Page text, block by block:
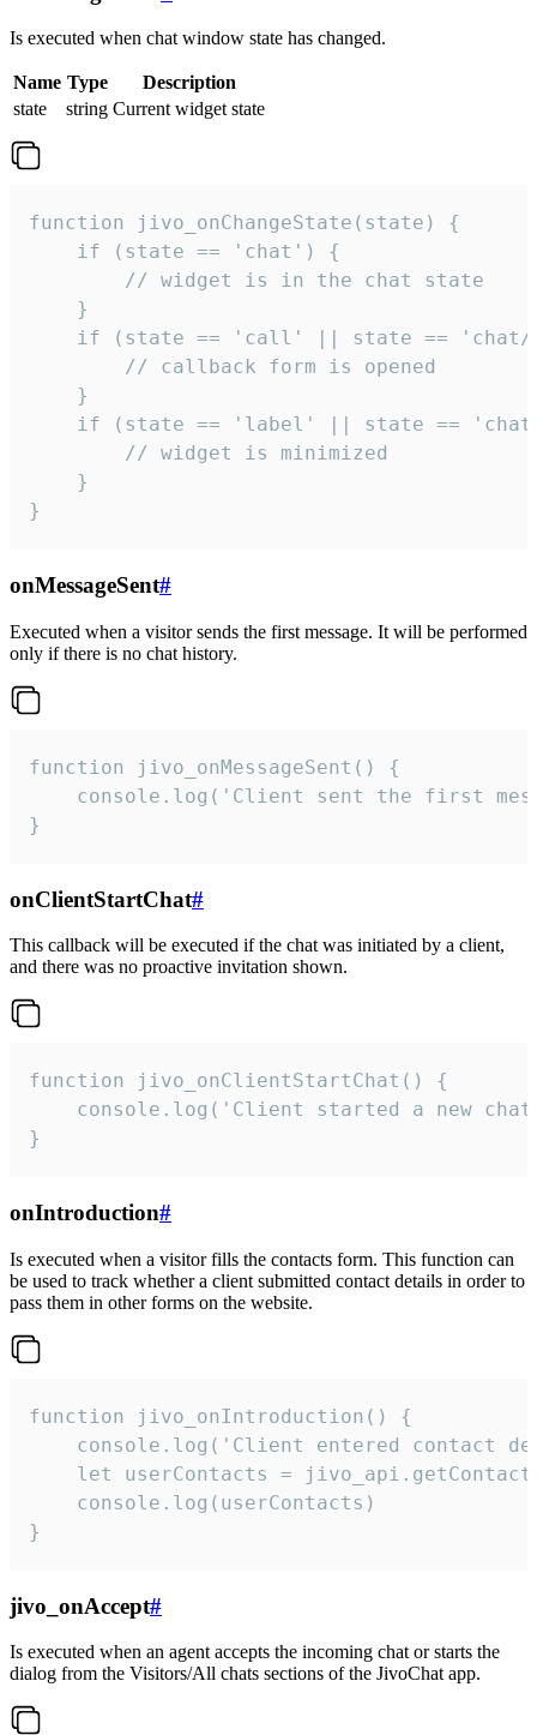
Is executed when chat window state has changed.
Name Type
Description
state
string Current widget state
function jivo_onChangeState(state) {
    if (state == 'chat') {
        // widget is in the chat state
    }
if (state == 'call' || state ==
        // callback form is opened
    }
if (state == 'label' || state ==
        // widget is minimized
    }
}
onMessageSent#
Executed when a visitor sends the first message. It will be performed
only if there is no chat history.
function jivo_onMessageSent() {
console.log('Client sent the first
}
onClientStartChat#
This callback will be executed if the chat was initiated by a client,
and there was no proactive invitation shown.
function jivo_onClientStartChat() {
console.log('Client started a new
}
onIntroduction#
Is executed when a visitor fills the contacts form. This function can
be used to track whether a client submitted contact details in order to
pass them in other forms on the website.
function jivo_onIntroduction() {
console.log('Client entered contact
let userContacts =
    console.log(userContacts)
}
jivo_onAccept#
Is executed when an agent accepts the incoming chat or starts the
dialog from the Visitors/All chats sections of the JivoChat app.